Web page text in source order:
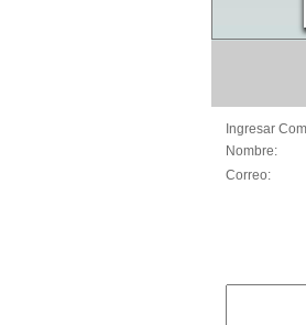
Ingresar
Nombre:
Correo: